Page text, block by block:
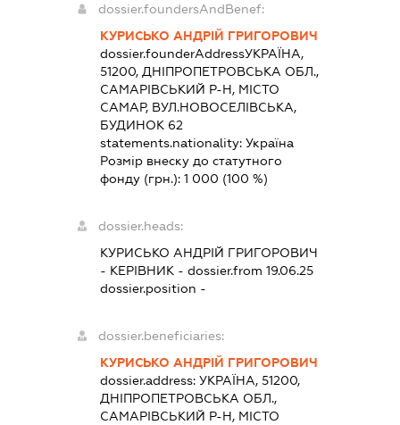
dossier.foundersAndBenef:
КУРИСЬКО АНДРІЙ ГРИГОРОВИЧ
dossier.founderAddressУКРАЇНА,
51200, ДНІПРОПЕТРОВСЬКА ОБЛ.,
САМАРІВСЬКИЙ Р-Н, МІСТО
САМАР, ВУЛ.НОВОСЕЛІВСЬКА,
БУДИНОК 62
statements.nationality: Україна
Розмір внеску до статутного
фонду (грн.): 1 000 (100 %)
dossier.heads:
КУРИСЬКО АНДРІЙ ГРИГОРОВИЧ
- КЕРІВНИК - dossier.from 19.06.25
dossier.position -
dossier.beneficiaries:
КУРИСЬКО АНДРІЙ ГРИГОРОВИЧ
dossier.address: УКРАЇНА, 51200,
ДНІПРОПЕТРОВСЬКА ОБЛ.,
САМАРІВСЬКИЙ Р-Н, МІСТО